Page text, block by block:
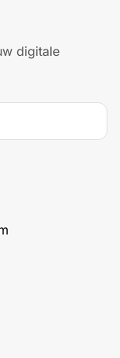
digitale